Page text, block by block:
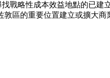
戰略性成本效益地點的已建
區的重要位置建立或擴大